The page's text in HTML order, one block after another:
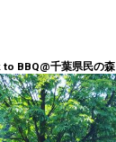
to BBQ@千葉県民の森